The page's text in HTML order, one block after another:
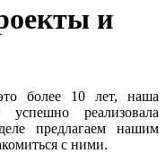
и
более 10 лет, наша
реализовала
предлагаем нашим
с ними.